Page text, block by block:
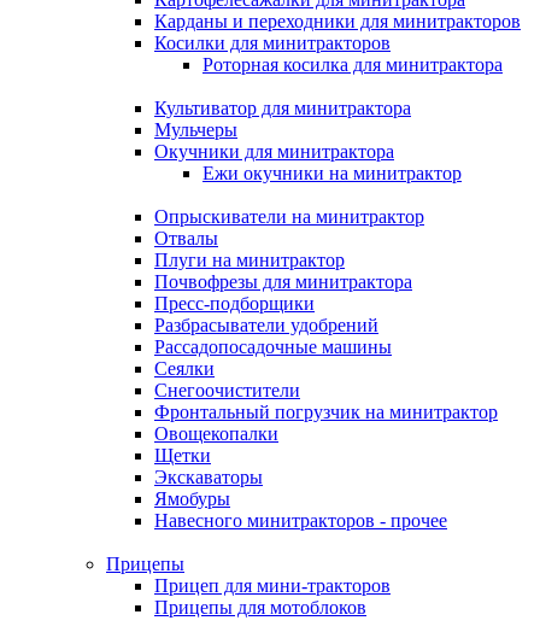
Карданы и переходники для минитракторов
Косилки для минитракторов
Роторная косилка для минитрактора
Культиватор для минитрактора
Мульчеры
Окучники для минитрактора
Ежи окучники на минитрактор
Опрыскиватели на минитрактор
Отвалы
Плуги на минитрактор
Почвофрезы для минитрактора
Пресс-подборщики
Разбрасыватели удобрений
Рассадопосадочные машины
Сеялки
Снегоочистители
Фронтальный погрузчик на минитрактор
Овощекопалки
Щетки
Экскаваторы
Ямобуры
Навесного минитракторов - прочее
Прицепы
Прицеп для мини-тракторов
Прицепы для мотоблоков